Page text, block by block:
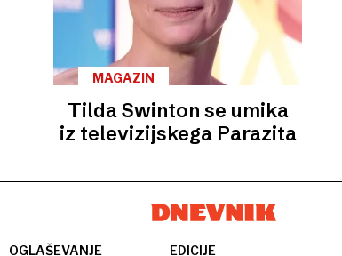
MAGAZIN
Tilda Swinton se umika
iz televizijskega Parazita
OGLAŠEVANJE EDICIJE